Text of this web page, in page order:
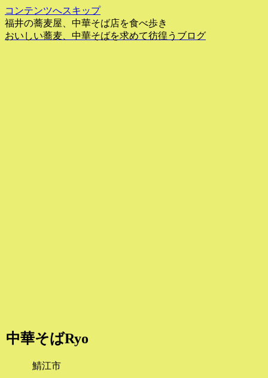
コンテンツへスキップ
福井の蕎麦屋、中華そば店を食べ歩き
おいしい蕎麦、中華そばを求めて彷徨うブログ
中華そばRyo
鯖江市